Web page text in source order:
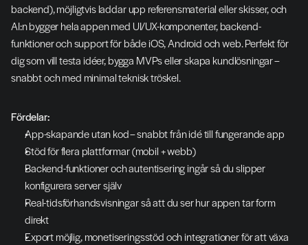
backend), möjligtvis laddar upp referensmaterial eller skisser, och
AI:n bygger hela appen med UI/UX-komponenter, backend-
funktioner och support för både iOS, Android och web. Perfekt för
dig som vill testa idéer, bygga MVPs eller skapa kundlösningar –
snabbt och med minimal teknisk tröskel.
Fördelar:
App-skapande utan kod – snabbt från idé till fungerande app
Stöd för flera plattformar (mobil + webb)
Backend-funktioner och autentisering ingår så du slipper
konfigurera server själv
Real-tidsförhandsvisningar så att du ser hur appen tar form
direkt
Export möjlig, monetiseringsstöd och integrationer för att växa